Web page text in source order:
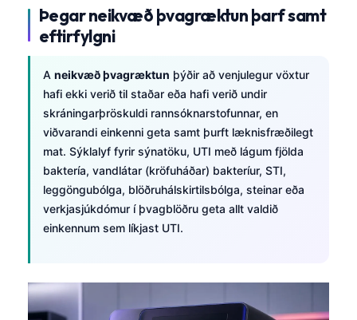
Þegar neikvæð þvagræktun þarf samt
eftirfylgni
A neikvæð þvagræktun þýðir að venjulegur vöxtur
hafi ekki verið til staðar eða hafi verið undir
skráningarþröskuldi rannsóknarstofunnar, en
viðvarandi einkenni geta samt þurft læknisfræðilegt
mat. Sýklalyf fyrir sýnatöku, UTI með lágum fjölda
baktería, vandlátar (kröfuháðar) bakteríur, STI,
leggöngubólga, blöðruhálskirtilsbólga, steinar eða
verkjasjúkdómur í þvagblöðru geta allt valdið
einkennum sem líkjast UTI.
Ελληνικά
简体中文
فارسی
Български
Dansk
Nederlands
हिन्दी
Հայերեն
Српски језик